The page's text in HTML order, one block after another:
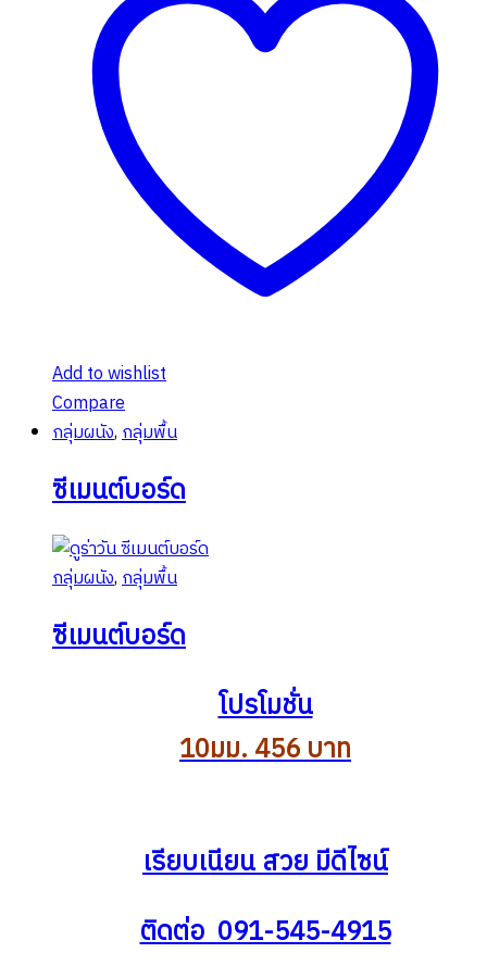
Add to wishlist
Compare
กลุ่มผนัง,กลุ่มพื้น
ซีเมนต์บอร์ด
กลุ่มผนัง,กลุ่มพื้น
ซีเมนต์บอร์ด
โปรโมชั่น
10มม. 456 บาท
เรียบเนียน สวย มีดีไซน์
ติดต่อ 091-545-4915